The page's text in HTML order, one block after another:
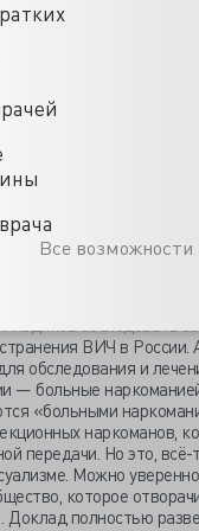
Все возможности
Посмотрите,
отношений
В отличие от России.
благодаря разным
люди из группы
тихонько передают
передача через секс,
случаев передачи ВИЧ
гомосексуалисты? А
в которой доля
с
для помощи от ВИЧ.
Министра называют
ВИЧ почти 25%.
обследовать
ВИЧ в
обследования и
— больные
«больными
наркоманов,
передачи. Но это, всё-
Можно
которое
полностью